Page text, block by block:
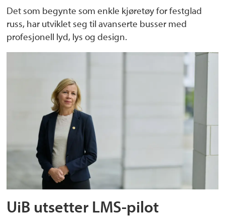
Det som begynte som enkle kjøretøy for festglad
russ, har utviklet seg til avanserte busser med
profesjonell lyd, lys og design.
UiB utsetter LMS-pilot